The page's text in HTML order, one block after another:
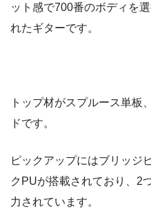
ット感で700番のボディを
れたギターです。
トップ材がスプルース単板
ドです。
ピックアップにはブリッジ
クPUが搭載されており、2
力されています。